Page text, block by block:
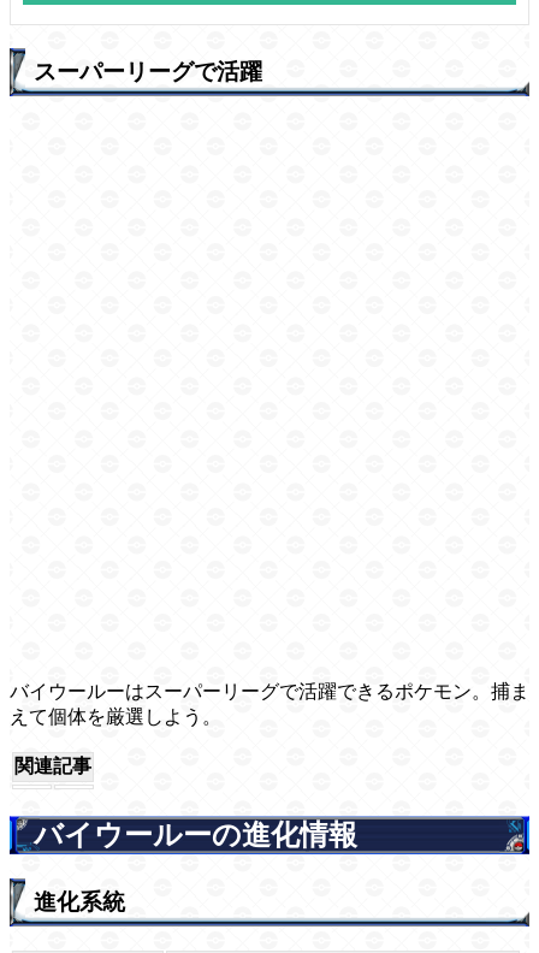
スーパーリーグで活躍
バイウールーはスーパーリーグで活躍できるポケモン。捕ま
えて個体を厳選しよう。
関連記事
バイウールーの進化情報
進化系統